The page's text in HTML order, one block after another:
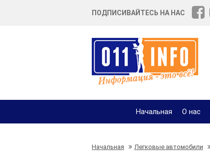
ПОДПИСИВАЙТЕСЬ НА НАС
Начальная О нас
Начальная Легковые автомобили